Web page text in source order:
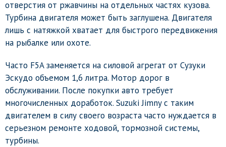
отверстия от ржавчины на отдельных частях кузова.
Турбина двигателя может быть заглушена. Двигателя
лишь с натяжкой хватает для быстрого передвижения
на рыбалке или охоте.
Часто F5A заменяется на силовой агрегат от Сузуки
Эскудо объемом 1,6 литра. Мотор дорог в
обслуживании. После покупки авто требует
многочисленных доработок. Suzuki Jimny с таким
двигателем в силу своего возраста часто нуждается в
серьезном ремонте ходовой, тормозной системы,
турбины.